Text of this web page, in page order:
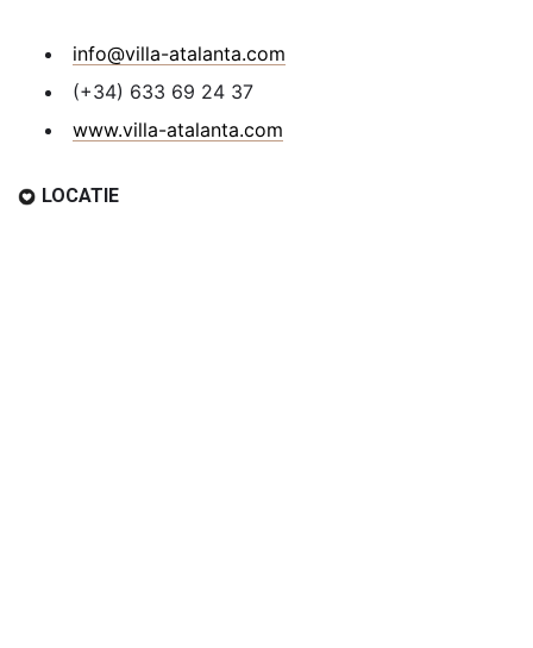
info@villa-atalanta.com
(+34) 633 69 24 37
www.villa-atalanta.com
LOCATIE